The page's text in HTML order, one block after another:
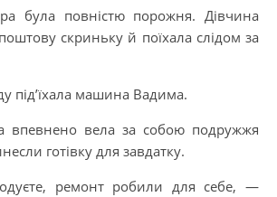
була повністю порожня. Дівчина
скриньку й поїхала слідом за
під’їхала машина Вадима.
впевнено вела за собою подружжя
готівку для завдатку.
ремонт робили для себе, —